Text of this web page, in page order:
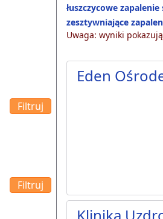
łuszczycowe
zesztywniające
Uwaga: wyniki
Eden